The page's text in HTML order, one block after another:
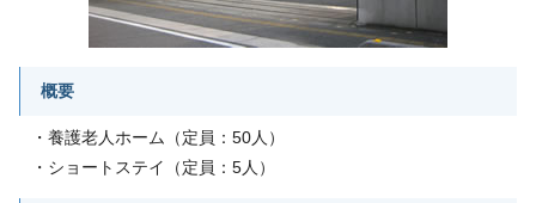
概要
・養護老人ホーム（定員：50人）
・ショートステイ（定員：5人）